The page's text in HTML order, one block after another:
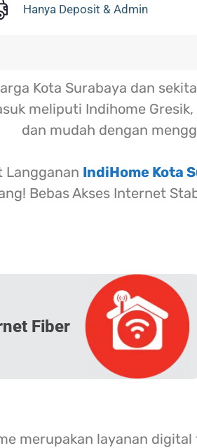
Hanya Deposit & Admin
Kota Surabaya dan
meliputi Indihome
dan mudah dengan
Langganan IndiHome Kota
Bebas Akses Internet
Fiber
merupakan layanan